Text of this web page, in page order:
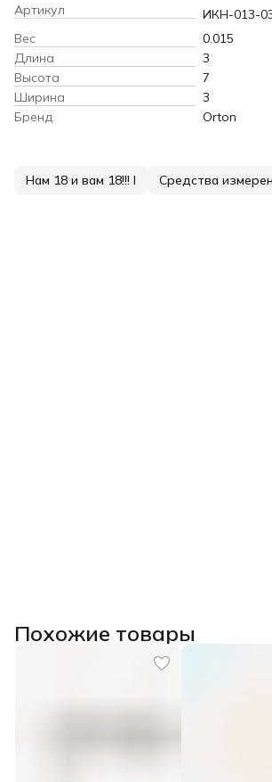
Артикул
ИКН-013-
Вес
0.015
Длина
3
Высота
7
Ширина
3
Бренд
Orton
Нам 18 и вам 18!!! I Средства
Похожие товары